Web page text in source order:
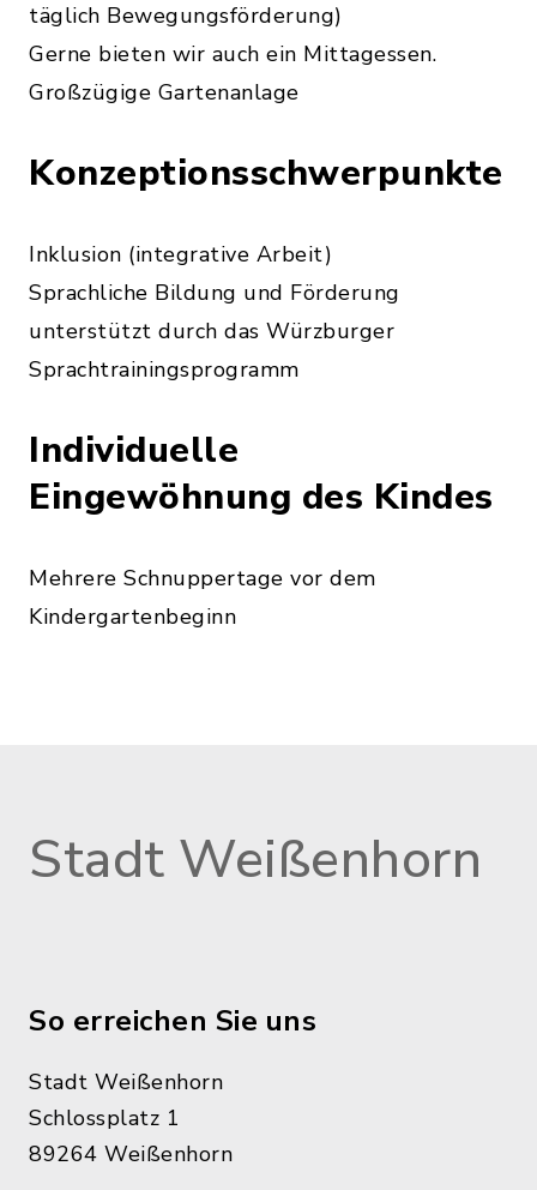
täglich Bewegungsförderung)
Gerne bieten wir auch ein Mittagessen.
Großzügige Gartenanlage
Konzeptionsschwerpunkte
Inklusion (integrative Arbeit)
Sprachliche Bildung und Förderung
unterstützt durch das Würzburger
Sprachtrainingsprogramm
Individuelle
Eingewöhnung des Kindes
Mehrere Schnuppertage vor dem
Kindergartenbeginn
Stadt Weißenhorn
So erreichen Sie uns
Stadt Weißenhorn
Schlossplatz 1
89264 Weißenhorn